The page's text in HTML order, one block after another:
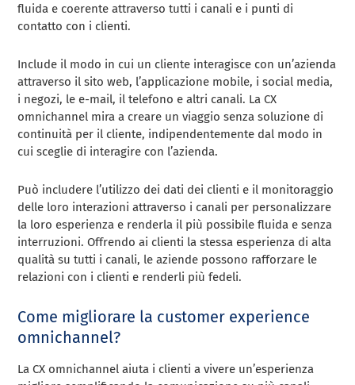
fluida e coerente attraverso tutti i canali e i punti di
contatto con i clienti.
Include il modo in cui un cliente interagisce con un’azienda
attraverso il sito web, l’applicazione mobile, i social media,
i negozi, le e-mail, il telefono e altri canali. La CX
omnichannel mira a creare un viaggio senza soluzione di
continuità per il cliente, indipendentemente dal modo in
cui sceglie di interagire con l’azienda.
Può includere l’utilizzo dei dati dei clienti e il monitoraggio
delle loro interazioni attraverso i canali per personalizzare
la loro esperienza e renderla il più possibile fluida e senza
interruzioni. Offrendo ai clienti la stessa esperienza di alta
qualità su tutti i canali, le aziende possono rafforzare le
relazioni con i clienti e renderli più fedeli.
Come migliorare la customer experience
omnichannel?
La CX omnichannel aiuta i clienti a vivere un’esperienza